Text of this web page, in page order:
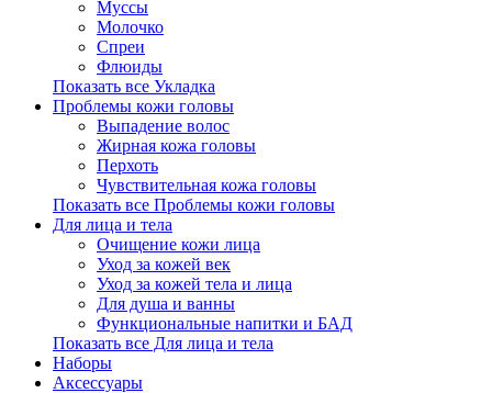
Муссы
Молочко
Спреи
Флюиды
Показать все Укладка
Проблемы кожи головы
Выпадение волос
Жирная кожа головы
Перхоть
Чувствительная кожа головы
Показать все Проблемы кожи головы
Для лица и тела
Очищение кожи лица
Уход за кожей век
Уход за кожей тела и лица
Для душа и ванны
Функциональные напитки и БАД
Показать все Для лица и тела
Наборы
Аксессуары